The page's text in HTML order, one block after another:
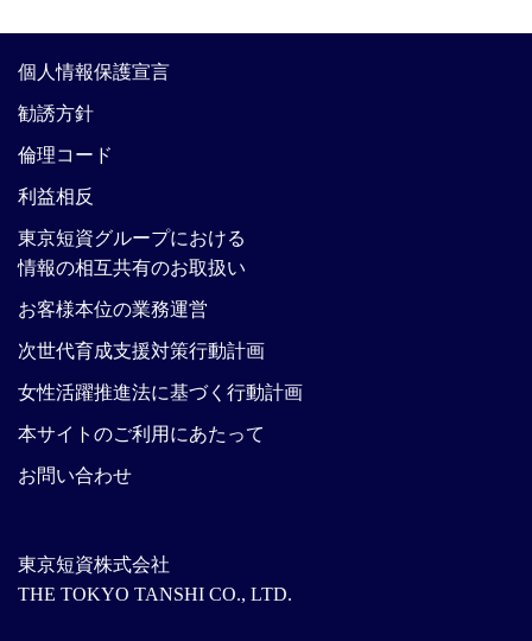
東京短資株式会社
THE TOKYO TANSHI CO., LTD.
個人情報保護宣言
勧誘方針
倫理コード
利益相反
東京短資グループにおける
情報の相互共有のお取扱い
お客様本位の業務運営
次世代育成支援対策行動計画
女性活躍推進法に基づく行動計画
本サイトのご利用にあたって
お問い合わせ